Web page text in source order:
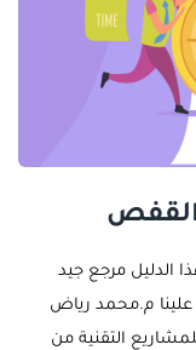
الدليل مرجع جيد
علينا م.محمد رياض
التقنية من